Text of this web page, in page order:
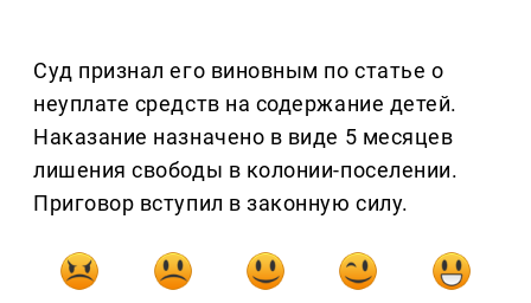
Суд признал его виновным по статье о
неуплате средств на содержание детей.
Наказание назначено в виде 5 месяцев
лишения свободы в колонии-поселении.
Приговор вступил в законную силу.